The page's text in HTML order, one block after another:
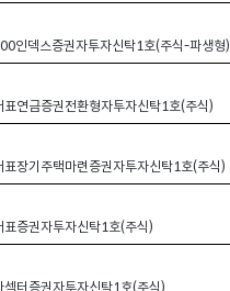
인덱스증권자투자신탁1호(주식-파생형)
표연금증권전환형자투자신탁1호(주식)
표장기주택마련증권자투자신탁1호(주식)
표증권자투자신탁1호(주식)
섹터증권자투자신탁1호(주식)